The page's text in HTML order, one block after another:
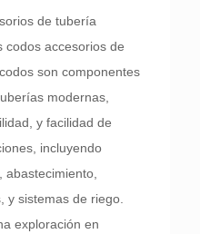
de tubería
codos accesorios de
son componentes
modernas,
y facilidad de
incluyendo
abastecimiento,
y sistemas de riego.
exploración en